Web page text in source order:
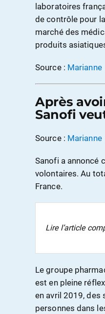
laboratoires
de contrôle pour
marché des
produits
Source : Marianne
Après
Sanofi
Source : Marianne
Sanofi a annoncé
volontaires. Au
France.
Lire l’article
Le groupe
est en pleine
en avril 2019, des
personnes dans